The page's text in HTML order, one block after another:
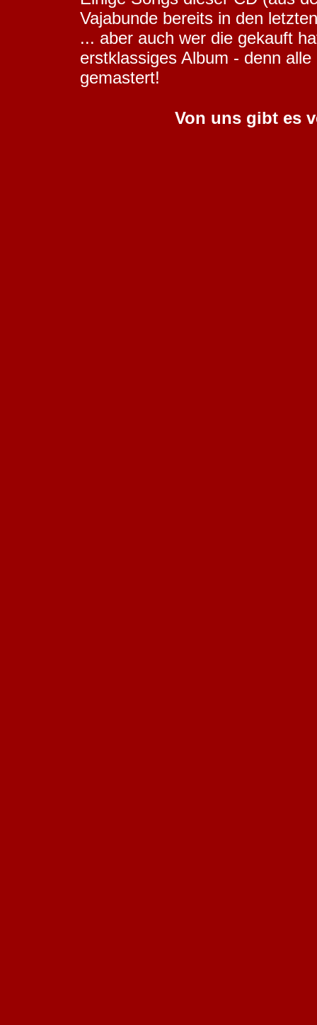
Vajabunde bereits in den
... aber auch wer die gekauft
erstklassiges Album - denn
gemastert!
Von uns gibt es